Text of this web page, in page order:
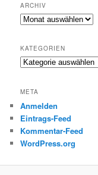
ARCHIV
Archiv
KATEGORIEN
Kategorien
META
Anmelden
Eintrags-Feed
Kommentar-Feed
WordPress.org